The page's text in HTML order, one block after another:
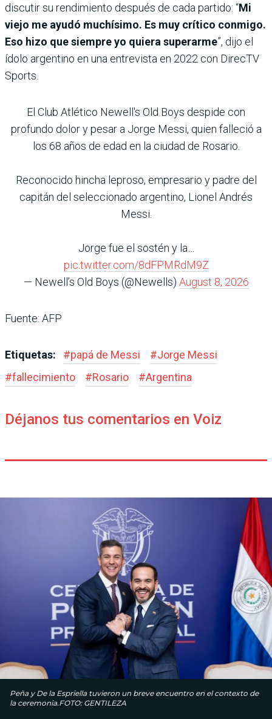
discutir su rendimiento después de cada partido: “Mi
viejo me ayudó muchísimo. Es muy crítico conmigo.
Eso hizo que siempre yo quiera superarme”, dijo el
ídolo argentino en una entrevista en 2022 con DirecTV
Sports.
El Club Atlético Newell's Old Boys despide con
profundo dolor y pesar a Jorge Messi, quien falleció a
los 68 años de edad en la ciudad de Rosario.
Reconocido hincha leproso, empresario y padre del
capitán del seleccionado argentino, Lionel Andrés
Messi.
Jorge fue el sostén y la…
pic.twitter.com/8dFPMRdM9Z
— Newell’s Old Boys (@Newells) August 8, 2026
Fuente: AFP
Etiquetas: #papá de Messi #Jorge Messi
#fallecimiento #Rosario #Argentina
Déjanos tus comentarios en Voiz
Peña y De la Espriella tuvieron un breve encuentro en el contexto de
la ceremonia.FOTO: GENTILEZA